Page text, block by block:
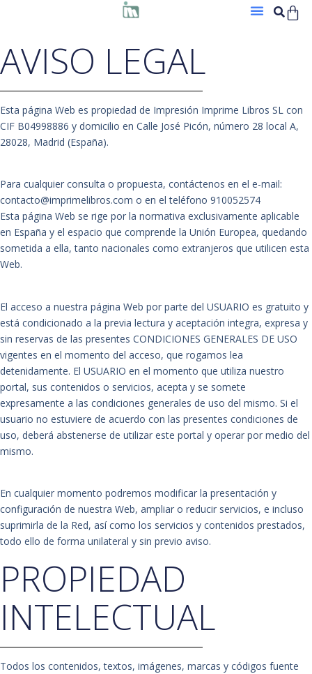
AVISO LEGAL
Esta página Web es propiedad de Impresión Imprime Libros SL con
CIF B04998886 y domicilio en Calle José Picón, número 28 local A,
28028, Madrid (España).
Para cualquier consulta o propuesta, contáctenos en el e-mail:
contacto@imprimelibros.com o en el teléfono 910052574
Esta página Web se rige por la normativa exclusivamente aplicable
en España y el espacio que comprende la Unión Europea, quedando
sometida a ella, tanto nacionales como extranjeros que utilicen esta
Web.
El acceso a nuestra página Web por parte del USUARIO es gratuito y
está condicionado a la previa lectura y aceptación integra, expresa y
sin reservas de las presentes CONDICIONES GENERALES DE USO
vigentes en el momento del acceso, que rogamos lea
detenidamente. El USUARIO en el momento que utiliza nuestro
portal, sus contenidos o servicios, acepta y se somete
expresamente a las condiciones generales de uso del mismo. Si el
usuario no estuviere de acuerdo con las presentes condiciones de
uso, deberá abstenerse de utilizar este portal y operar por medio del
mismo.
En cualquier momento podremos modificar la presentación y
configuración de nuestra Web, ampliar o reducir servicios, e incluso
suprimirla de la Red, así como los servicios y contenidos prestados,
todo ello de forma unilateral y sin previo aviso.
PROPIEDAD
INTELECTUAL
Todos los contenidos, textos, imágenes, marcas y códigos fuente